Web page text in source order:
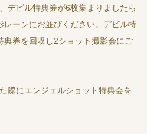
デビル特典券が6枚集まりましたら
ーンにお並びください。デビル特
典券を回収し2ショット撮影会にご
際にエンジェルショット特典会を